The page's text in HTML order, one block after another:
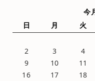
今
日
月 火
2
3 4
9
10 11
16
17 18